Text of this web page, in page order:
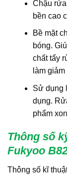
Chậu
bền cao
Bề mặt
bóng.
chất tẩy
làm
Sử dụng
dụng.
phẩm
Thông số
Fukyoo
Thông số kĩ